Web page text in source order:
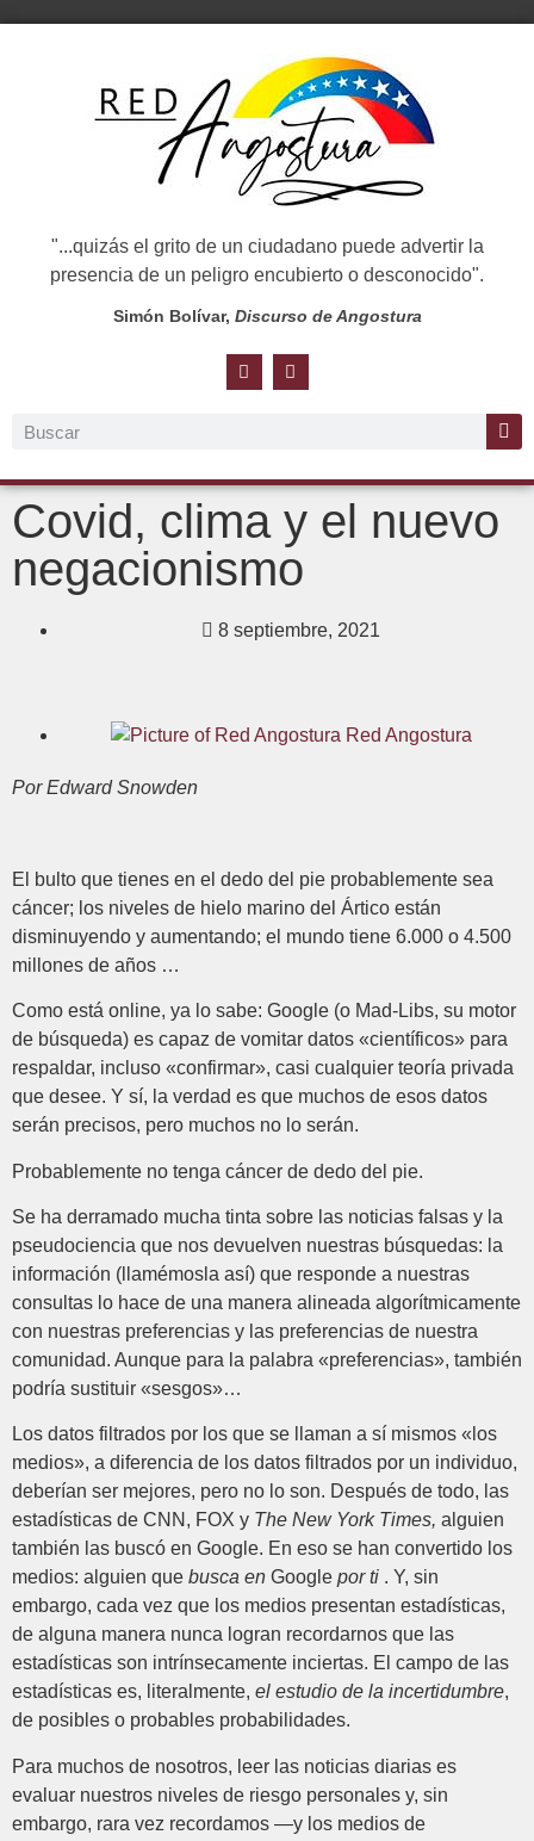
"...quizás el grito de un ciudadano puede advertir la
presencia de un peligro encubierto o desconocido".
Simón Bolívar, Discurso de Angostura
Covid, clima y el nuevo
negacionismo
8 septiembre, 2021
Red Angostura
Por Edward Snowden
El bulto que tienes en el dedo del pie probablemente sea
cáncer; los niveles de hielo marino del Ártico están
disminuyendo y aumentando; el mundo tiene 6.000 o 4.500
millones de años …
Como está online, ya lo sabe: Google (o Mad-Libs, su motor
de búsqueda) es capaz de vomitar datos «científicos» para
respaldar, incluso «confirmar», casi cualquier teoría privada
que desee. Y sí, la verdad es que muchos de esos datos
serán precisos, pero muchos no lo serán.
Probablemente no tenga cáncer de dedo del pie.
Se ha derramado mucha tinta sobre las noticias falsas y la
pseudociencia que nos devuelven nuestras búsquedas: la
información (llamémosla así) que responde a nuestras
consultas lo hace de una manera alineada algorítmicamente
con nuestras preferencias y las preferencias de nuestra
comunidad. Aunque para la palabra «preferencias», también
podría sustituir «sesgos»…
Los datos filtrados por los que se llaman a sí mismos «los
medios», a diferencia de los datos filtrados por un individuo,
deberían ser mejores, pero no lo son. Después de todo, las
estadísticas de CNN, FOX y The New York Times, alguien
también las buscó en Google. En eso se han convertido los
medios: alguien que busca en Google por ti . Y, sin
embargo, cada vez que los medios presentan estadísticas,
de alguna manera nunca logran recordarnos que las
estadísticas son intrínsecamente inciertas. El campo de las
estadísticas es, literalmente, el estudio de la incertidumbre,
de posibles o probables probabilidades.
Para muchos de nosotros, leer las noticias diarias es
evaluar nuestros niveles de riesgo personales y, sin
embargo, rara vez recordamos —y los medios de